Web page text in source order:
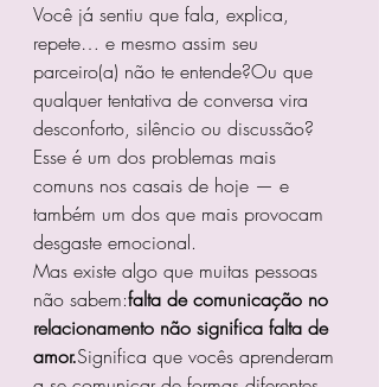
Você já sentiu que fala, explica,
repete… e mesmo assim seu
parceiro(a) não te entende?Ou que
qualquer tentativa de conversa vira
desconforto, silêncio ou discussão?
Esse é um dos problemas mais
comuns nos casais de hoje — e
também um dos que mais provocam
desgaste emocional.
Mas existe algo que muitas pessoas
não sabem:falta de comunicação no
relacionamento não significa falta de
amor.Significa que vocês aprenderam